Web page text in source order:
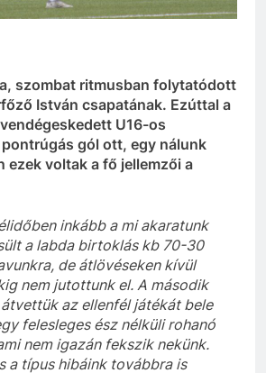
szombat ritmusban folytatódott
István csapatának. Ezúttal a
U16-os
gól ott, egy nálunk
ezek voltak a fő jellemzői a
inkább a mi akaratunk
a labda birtoklás kb 70-30
de átlövéseken kívül
nem jutottunk el. A második
az ellenfél játékát bele
felesleges ész nélküli rohanó
nem igazán fekszik nekünk.
a típus hibáink továbbra is